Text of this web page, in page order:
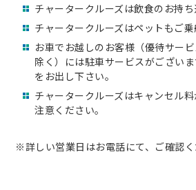
チャータークルーズは飲食のお持ち
チャータークルーズはペットもご乗
お車でお越しのお客様（優待サー
除く）には駐車サービスがござい
をお出し下さい。
チャータークルーズはキャンセル
注意ください。
※詳しい営業日はお電話にて、ご確認く